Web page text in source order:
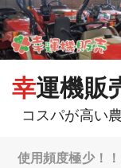
コ
ン
テ
ン
幸運機
コスパが高い
使用頻度極少！